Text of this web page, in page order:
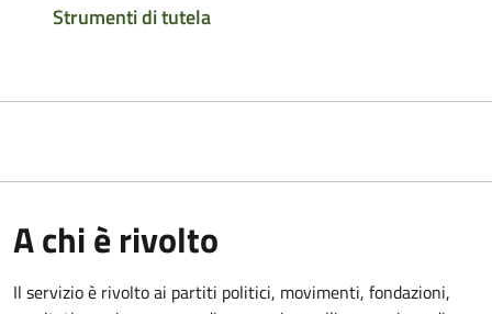
Strumenti di tutela
A chi è rivolto
Il servizio è rivolto ai partiti politici, movimenti, fondazioni,